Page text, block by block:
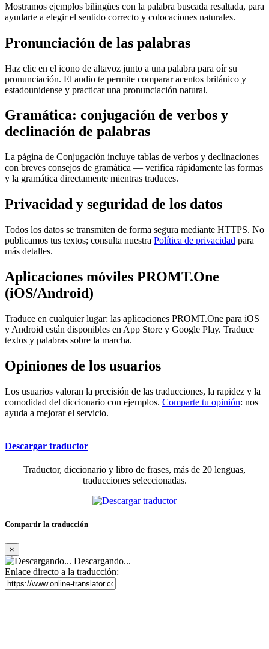
Mostramos ejemplos bilingües con la palabra buscada resaltada, para
ayudarte a elegir el sentido correcto y colocaciones naturales.
Pronunciación de las palabras
Haz clic en el icono de altavoz junto a una palabra para oír su
pronunciación. El audio te permite comparar acentos británico y
estadounidense y practicar una pronunciación natural.
Gramática: conjugación de verbos y
declinación de palabras
La página de Conjugación incluye tablas de verbos y declinaciones
con breves consejos de gramática — verifica rápidamente las formas
y la gramática directamente mientras traduces.
Privacidad y seguridad de los datos
Todos los datos se transmiten de forma segura mediante HTTPS. No
publicamos tus textos; consulta nuestra Política de privacidad para
más detalles.
Aplicaciones móviles PROMT.One
(iOS/Android)
Traduce en cualquier lugar: las aplicaciones PROMT.One para iOS
y Android están disponibles en App Store y Google Play. Traduce
textos y palabras sobre la marcha.
Opiniones de los usuarios
Los usuarios valoran la precisión de las traducciones, la rapidez y la
comodidad del diccionario con ejemplos. Comparte tu opinión: nos
ayuda a mejorar el servicio.
Descargar traductor
Traductor, diccionario y libro de frases, más de 20 lenguas,
traducciones seleccionadas.
Compartir la traducción
×
Descargando...
Enlace directo a la traducción: